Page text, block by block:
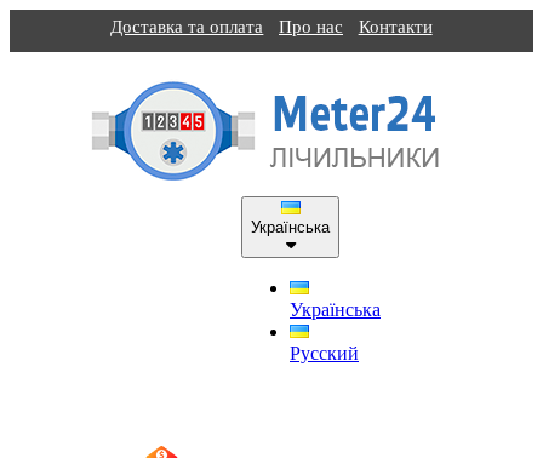
Доставка та оплата Про нас Контакти
Українська
Українська
Русский